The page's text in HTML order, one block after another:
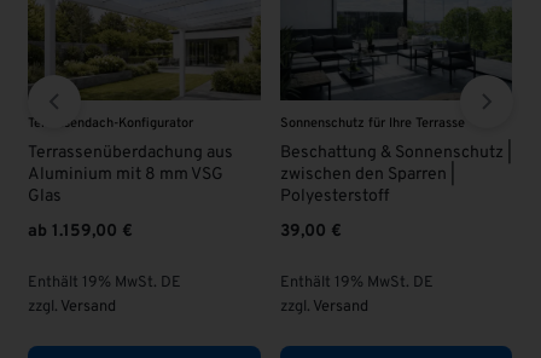
für Ihre Terrasse
& Sonnenschutz |
den Sparren |
MwSt. DE
VSG - Glas
VSG Glas 8 mm | KLAR |
Enthält 19% MwSt. DE
VSG - Glas
VSG Glas 8
Überlänge